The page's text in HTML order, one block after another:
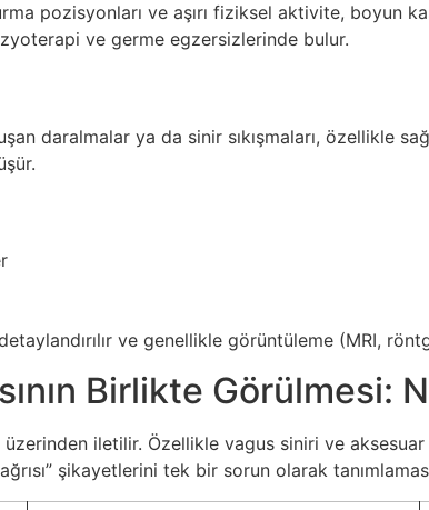
pozisyonları ve aşırı fiziksel aktivite, boyun
ve germe egzersizlerinde bulur.
daralmalar ya da sinir sıkışmaları, özellikle
detaylandırılır ve genellikle görüntüleme (MRI,
Birlikte Görülmesi:
üzerinden iletilir. Özellikle vagus siniri ve
şikayetlerini tek bir sorun olarak